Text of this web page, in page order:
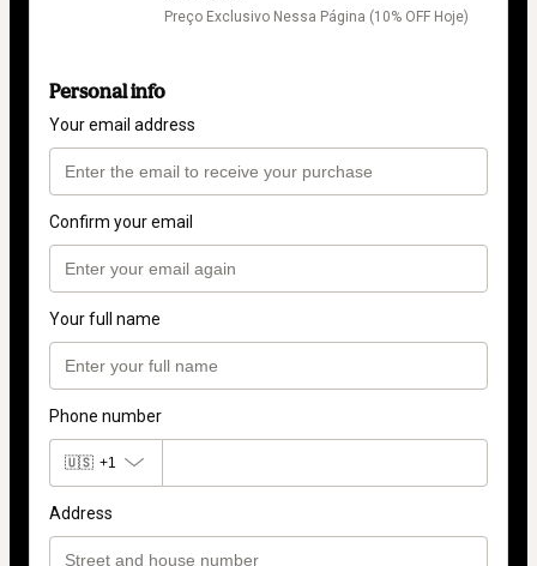
Preço Exclusivo Nessa Página (10% OFF Hoje)
Personal info
Your email address
Confirm your email
Your full name
Phone number
🇺🇸 +1
Address